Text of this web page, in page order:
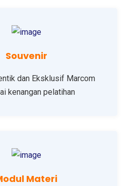
Souvenir
dan Eksklusif Marcom
kenangan pelatihan
Materi